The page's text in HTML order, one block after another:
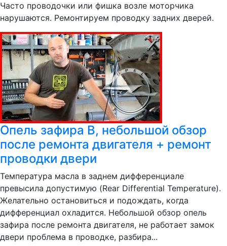
Часто проводочки или фишка возле моторчика
нарушаются. Ремонтируем проводку задних дверей.
Опель зафира В, небольшой обзор
после ремонта двигателя + ремонт
проводки двери
Температура масла в заднем дифференциале
превысила допустимую (Rear Differential Temperature).
Желательно остановиться и подождать, когда
дифференциал охладится. Небольшой обзор опель
зафира после ремонта двигателя, не работает замок
двери проблема в проводке, разбира...